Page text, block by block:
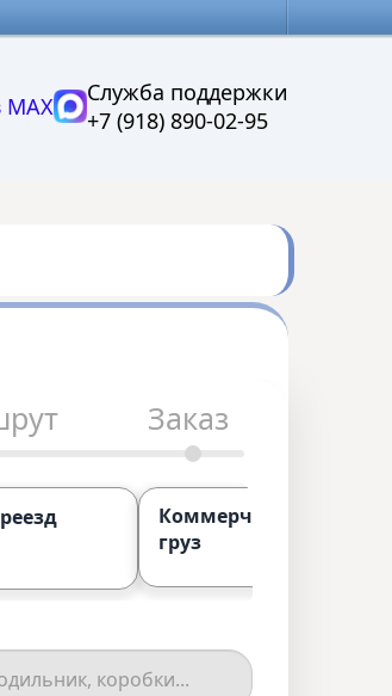
MAX
Служба поддержки
+7 (918) 890-02-95
Заказ
Коммерческий
груз